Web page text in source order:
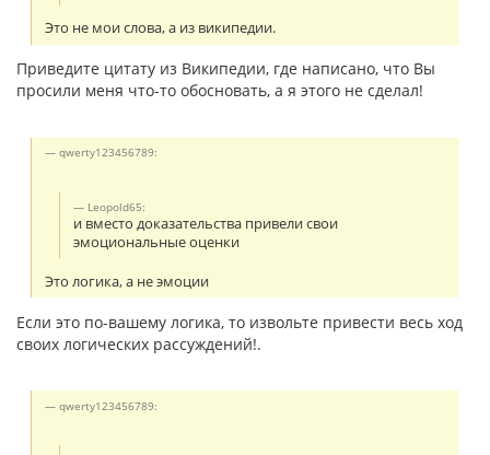
Это не мои слова, а из википедии.
Приведите цитату из Википедии, где написано, что Вы
просили меня что-то обосновать, а я этого не сделал!
qwerty123456789:
Leopold65:
и вместо доказательства привели свои
эмоциональные оценки
Это логика, а не эмоции
Если это по-вашему логика, то извольте привести весь ход
своих логических рассуждений!.
qwerty123456789: